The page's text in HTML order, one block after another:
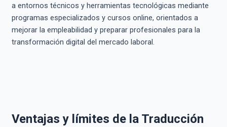
a entornos técnicos y herramientas tecnológicas mediante
programas especializados y cursos online, orientados a
mejorar la empleabilidad y preparar profesionales para la
transformación digital del mercado laboral.
Ventajas y límites de la Traducción